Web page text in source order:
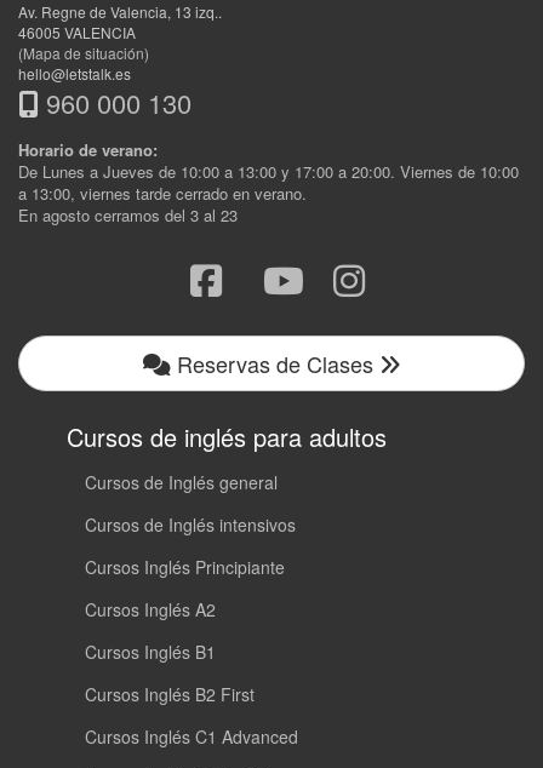
Av. Regne de Valencia, 13 izq..
46005 VALENCIA
(Mapa de situación)
hello@letstalk.es
960 000 130
Horario de verano:
De Lunes a Jueves de 10:00 a 13:00 y 17:00 a 20:00. Viernes de 10:00
a 13:00, viernes tarde cerrado en verano.
En agosto cerramos del 3 al 23
Reservas de Clases
Cursos de inglés para adultos
Cursos de Inglés general
Cursos de Inglés intensivos
Cursos Inglés Principiante
Cursos Inglés A2
Cursos Inglés B1
Cursos Inglés B2 First
Cursos Inglés C1 Advanced